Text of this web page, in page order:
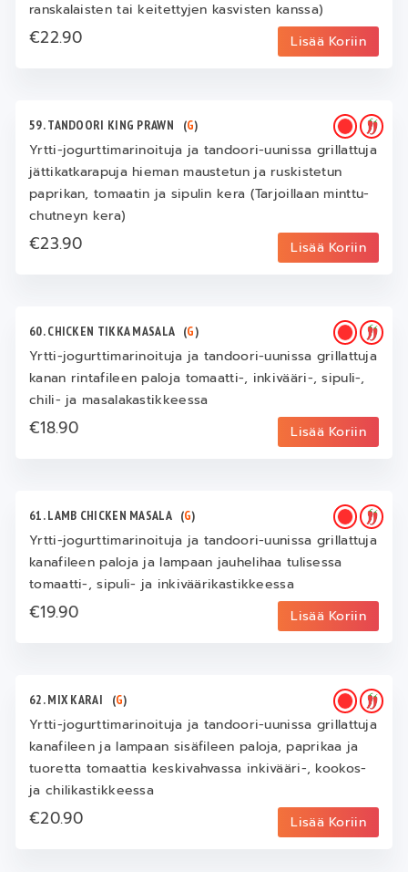
ranskalaisten tai keitettyjen kasvisten kanssa)
€22.90 Lisää Koriin
59. TANDOORI KING PRAWN (G)
Yrtti-jogurttimarinoituja ja tandoori-uunissa grillattuja
jättikatkarapuja hieman maustetun ja ruskistetun
paprikan, tomaatin ja sipulin kera (Tarjoillaan minttu-
chutneyn kera)
€23.90 Lisää Koriin
60. CHICKEN TIKKA MASALA (G)
Yrtti-jogurttimarinoituja ja tandoori-uunissa grillattuja
kanan rintafileen paloja tomaatti-, inkivääri-, sipuli-,
chili- ja masalakastikkeessa
€18.90 Lisää Koriin
61. LAMB CHICKEN MASALA (G)
Yrtti-jogurttimarinoituja ja tandoori-uunissa grillattuja
kanafileen paloja ja lampaan jauhelihaa tulisessa
tomaatti-, sipuli- ja inkiväärikastikkeessa
€19.90 Lisää Koriin
62. MIX KARAI (G)
Yrtti-jogurttimarinoituja ja tandoori-uunissa grillattuja
kanafileen ja lampaan sisäfileen paloja, paprikaa ja
tuoretta tomaattia keskivahvassa inkivääri-, kookos-
ja chilikastikkeessa
€20.90 Lisää Koriin